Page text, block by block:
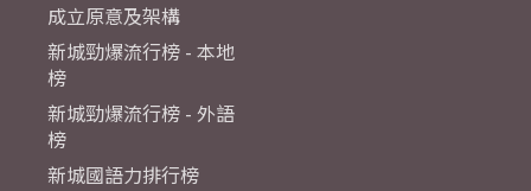
成立原意及架構
新城勁爆流行榜 - 本地
榜
新城勁爆流行榜 - 外語
榜
新城國語力排行榜